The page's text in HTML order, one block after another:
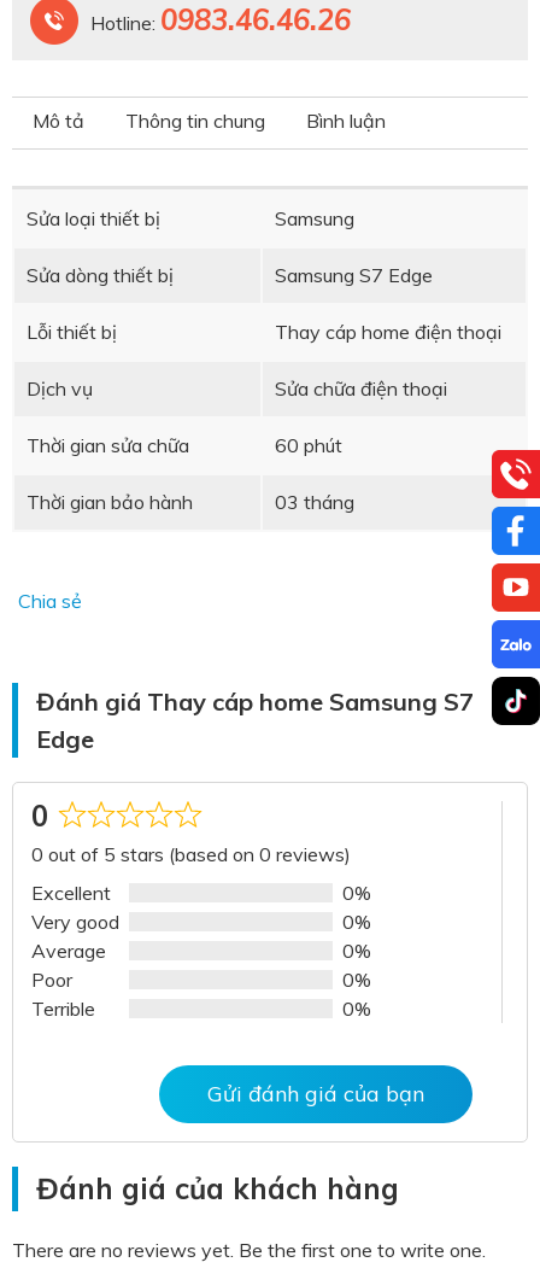
Hotline: 0983.46.46.26
Mô tả Thông tin chung Bình luận
Sửa loại thiết bị Samsung
Sửa dòng thiết bị Samsung S7 Edge
Lỗi thiết bị Thay cáp home điện thoại
Dịch vụ Sửa chữa điện thoại
Thời gian sửa chữa 60 phút
Thời gian bảo hành 03 tháng
Chia sẻ
Đánh giá Thay cáp home Samsung S7
Edge
0
Rated
0
out
of
5
0 out of 5 stars (based on 0 reviews)
Excellent
0%
Very good
0%
Average
0%
Poor
0%
Terrible
0%
Gửi đánh giá của bạn
Đánh giá của khách hàng
There are no reviews yet. Be the first one to write one.